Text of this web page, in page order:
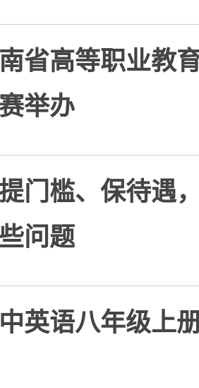
省高等职业教
举办
门槛、保待遇
问题
英语八年级上